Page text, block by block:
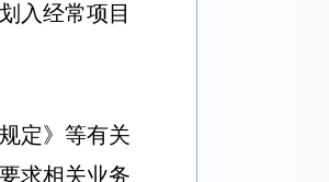
入经常项目
定》等有关
求相关业务